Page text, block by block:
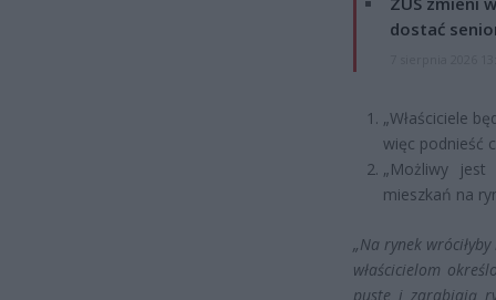
dostać
„Właściciele
więc podnieść
„Możliwy
mieszkań na
„Na rynek
właścicielom
puste i zarabiają